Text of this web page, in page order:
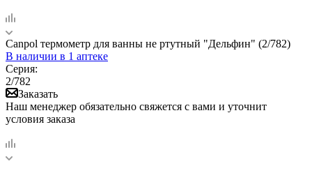
Canpol термометр для ванны не ртутный "Дельфин" (2/782)
В наличии в 1 аптеке
Серия:
2/782
Заказать
Наш менеджер обязательно свяжется с вами и уточнит
условия заказа